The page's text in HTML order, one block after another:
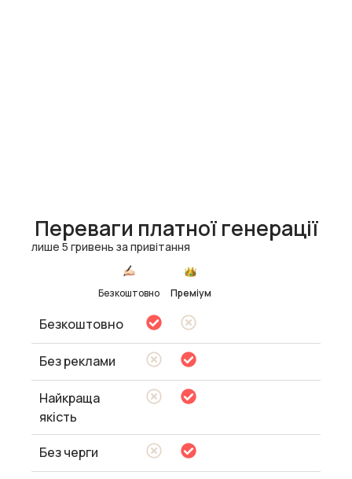
Переваги платної генерації
лише 5 гривень за привітання
Безкоштовно Преміум
Безкоштовно
Без реклами
Найкраща
якість
Без черги